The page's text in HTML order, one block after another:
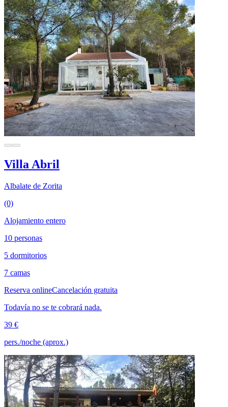
Villa Abril
Albalate de Zorita
(0)
Alojamiento entero
10 personas
5 dormitorios
7 camas
Reserva onlineCancelación gratuita
Todavía no se te cobrará nada.
39 €
pers./noche (aprox.)